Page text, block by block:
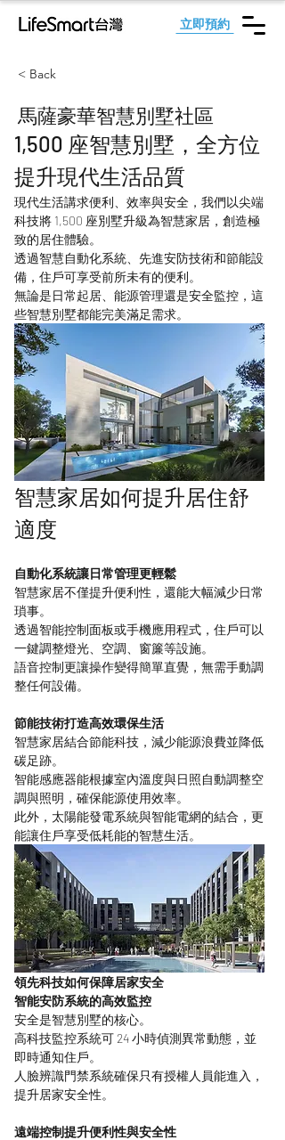
立即預約
< Back
馬薩豪華智慧別墅社區
1,500 座智慧別墅，全方位
提升現代生活品質
現代生活講求便利、效率與安全，我們以尖端
科技將 1,500 座別墅升級為智慧家居，創造極
致的居住體驗。
透過智慧自動化系統、先進安防技術和節能設
備，住戶可享受前所未有的便利。
無論是日常起居、能源管理還是安全監控，這
些智慧別墅都能完美滿足需求。
智慧家居如何提升居住舒
適度
自動化系統讓日常管理更輕鬆
智慧家居不僅提升便利性，還能大幅減少日常
瑣事。
透過智能控制面板或手機應用程式，住戶可以
一鍵調整燈光、空調、窗簾等設施。
語音控制更讓操作變得簡單直覺，無需手動調
整任何設備。
節能技術打造高效環保生活
智慧家居結合節能科技，減少能源浪費並降低
碳足跡。
智能感應器能根據室內溫度與日照自動調整空
調與照明，確保能源使用效率。
此外，太陽能發電系統與智能電網的結合，更
能讓住戶享受低耗能的智慧生活。
領先科技如何保障居家安全
智能安防系統的高效監控
安全是智慧別墅的核心。
高科技監控系統可 24 小時偵測異常動態，並
即時通知住戶。
人臉辨識門禁系統確保只有授權人員能進入，
提升居家安全性。
遠端控制提升便利性與安全性